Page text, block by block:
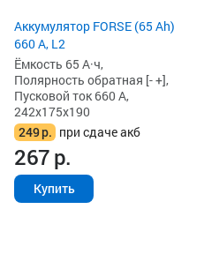
Аккумулятор FORSE (65 Ah)
660 А, L2
Ёмкость 65 А·ч,
Полярность обратная [- +],
Пусковой ток 660 А,
242x175x190
249р. при сдаче акб
267р.
Купить